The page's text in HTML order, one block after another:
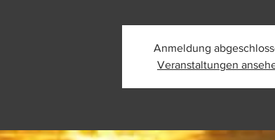
Anmeldung
Veranstaltungen